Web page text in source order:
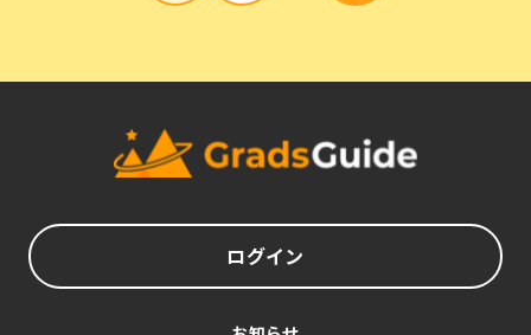
ログイン